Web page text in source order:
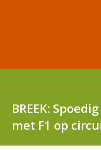
BREEK:
met F1 op